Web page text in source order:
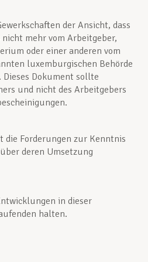
der Ansicht, dass
mehr vom Arbeitgeber,
oder einer anderen vom
luxemburgischen Behörde
Dokument sollte
und nicht des Arbeitgebers
die Forderungen zur Kenntnis
deren Umsetzung
in dieser
halten.